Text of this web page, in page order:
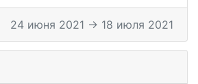
24 июня 2021 → 18 июля 2021